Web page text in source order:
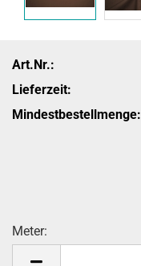
Art.Nr.:
Lieferzeit:
Mindestbestellmenge:
Meter: